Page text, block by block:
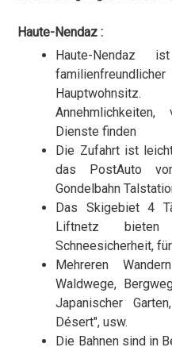
Haute-Nendaz :
Haute-Nendaz
Dienste finden
Die Zufahrt ist
das PostAuto
Gondelbahn
Das Skigebiet 4
Liftnetz
Schneesicherheit,
Mehreren
Waldwege,
Japanischer
Désert", usw.
Die Bahnen sind in